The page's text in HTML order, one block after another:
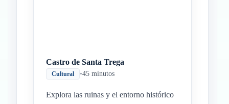
Castro de Santa Trega
Cultural •45 minutos
Explora las ruinas y el entorno histórico